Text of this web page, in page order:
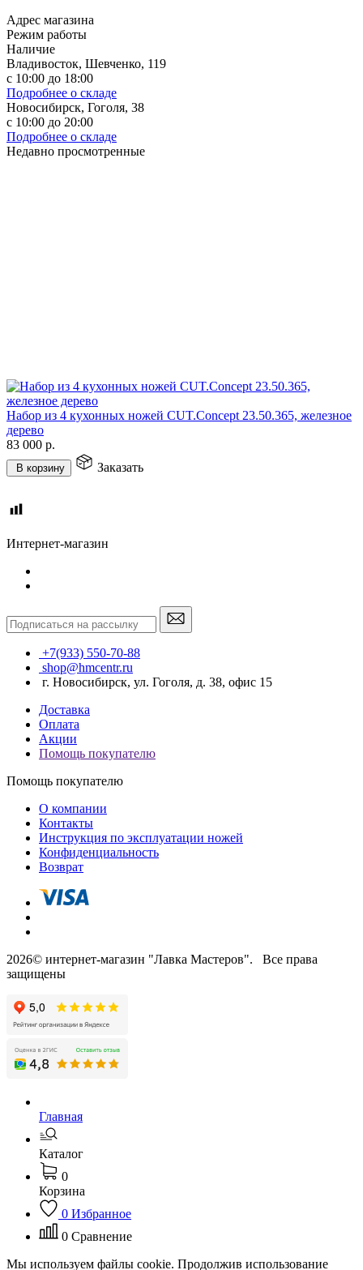
Адрес магазина
Режим работы
Наличие
Владивосток, Шевченко, 119
с 10:00 до 18:00
Подробнее о складе
Новосибирск, Гоголя, 38
с 10:00 до 20:00
Подробнее о складе
Недавно просмотренные
Набор из 4 кухонных ножей CUT.Concept 23.50.365, железное
дерево
83 000 р.
В корзину Заказать
Интернет-магазин
+7(933) 550-70-88
shop@hmcentr.ru
г. Новосибирск, ул. Гоголя, д. 38, офис 15
Доставка
Оплата
Акции
Помощь покупателю
Помощь покупателю
О компании
Контакты
Инструкция по эксплуатации ножей
Конфиденциальность
Возврат
2026© интернет-магазин "Лавка Мастеров". Все права
защищены
Главная
Каталог
0
Корзина
0 Избранное
0 Сравнение
Мы используем файлы cookie. Продолжив использование